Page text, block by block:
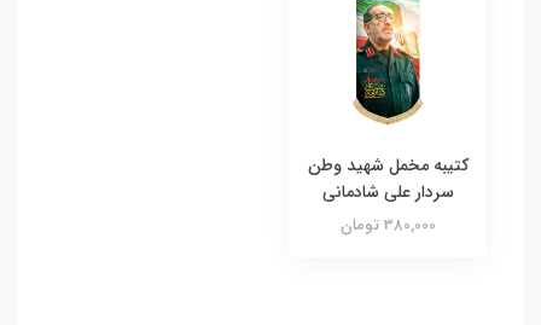
کتیبه مخمل شهید وطن
سردار علی شادمانی
380,000 تومان